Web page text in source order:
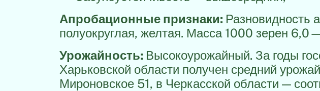
Апробационные признаки: Разновидность
полуокруглая, желтая. Масса 1000 зерен
Урожайность: Высокоурожайный. За годы
Харьковской области получен средний
Мироновское 51, в Черкасской области —